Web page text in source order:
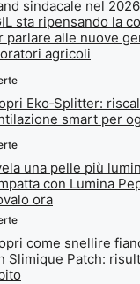
sindacale nel
sta ripensando la
parlare alle nuove
agricoli
Eko‑Splitter:
smart per
una pelle più
con Lumina
ora
come snellire
Slimique Patch: